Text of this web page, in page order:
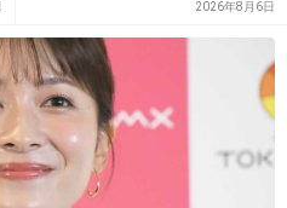
除する
+75
2026年8月6日